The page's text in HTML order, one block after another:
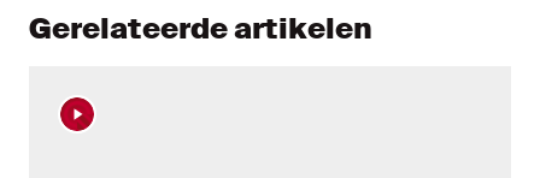
Gerelateerde artikelen